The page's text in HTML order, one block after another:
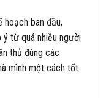
hoạch ban đầu,
ý từ quá nhiều người
thủ đúng các
mình một cách tốt